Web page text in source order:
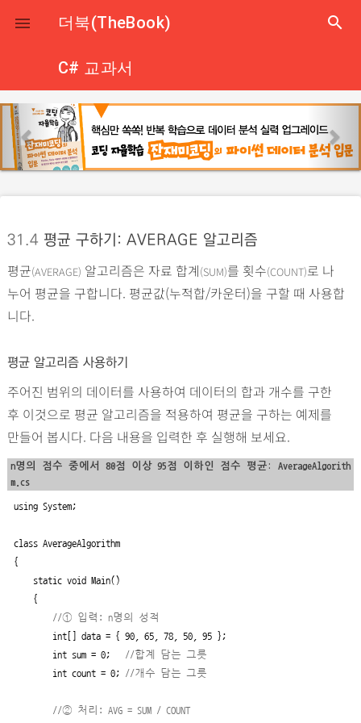
close
 더북(TheBook) search
C# 교과서
p
r
e
u
s
e
x
31.4 평균 구하기: AVERAGE 알고리즘
평균(AVERAGE) 알고리즘은 자료 합계(SUM)를 횟수(COUNT)로 나
누어 평균을 구합니다. 평균값(누적합/카운터)을 구할 때 사용합
니다.
평균 알고리즘 사용하기
주어진 범위의 데이터를 사용하여 데이터의 합과 개수를 구한
후 이것으로 평균 알고리즘을 적용하여 평균을 구하는 예제를
만들어 봅시다. 다음 내용을 입력한 후 실행해 보세요.
n명의 점수 중에서 80점 이상 95점 이하인 점수 평균: AverageAlgorith
m.cs
using System;
class AverageAlgorithm
{
//① 입력: n명의 성적
        int sum = 0;
//합계 담는 그릇
        int count = 0;
//개수 담는 그릇
//② 처리: AVG = SUM / COUNT